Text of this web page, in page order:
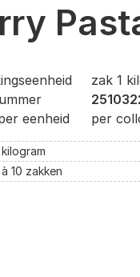
zak 1
eenheid
per
10 zakken